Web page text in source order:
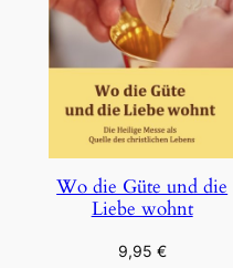
Wo die Güte und die
Liebe wohnt
9,95 €